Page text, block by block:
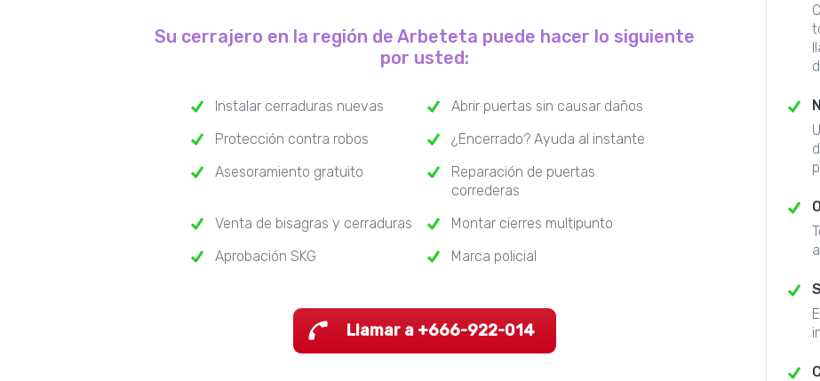
Su cerrajero en la región de Arbeteta puede hacer lo siguiente
por usted:
Instalar cerraduras nuevas
Abrir puertas sin causar daños
Protección contra robos
¿Encerrado? Ayuda al instante
Asesoramiento gratuito
Reparación de puertas
correderas
Venta de bisagras y cerraduras
Montar cierres multipunto
Aprobación SKG
Marca policial
Llamar a +666-922-014